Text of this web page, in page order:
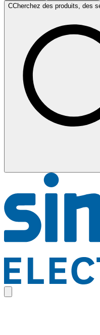
CCherchez des produits, des